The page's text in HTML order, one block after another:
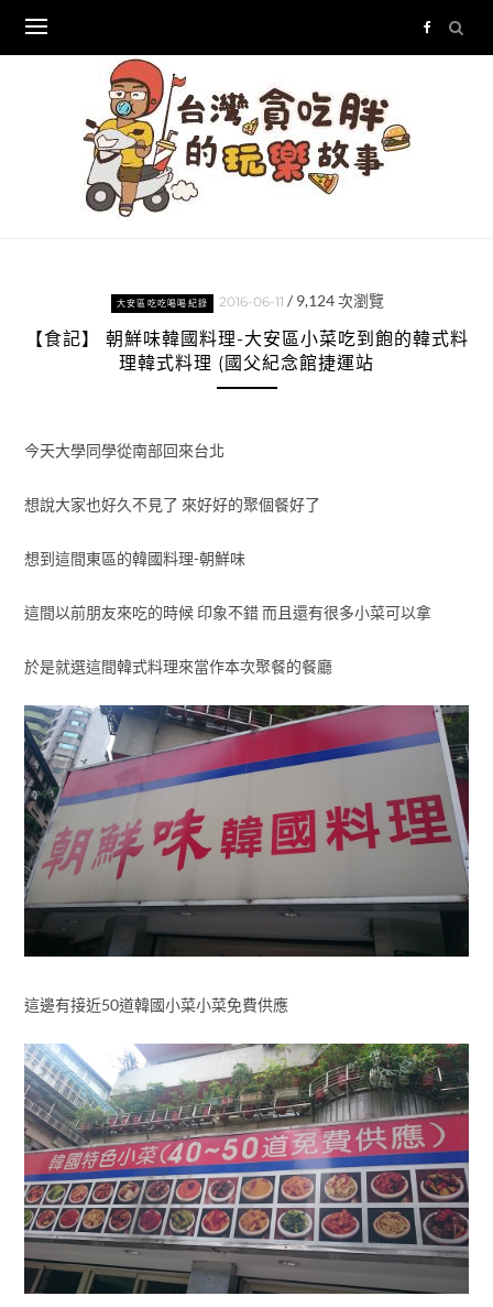
content
大安區吃吃喝喝紀錄 2016-06-11 / 9,124次瀏覽
【食記】 朝鮮味韓國料理-大安區小菜吃到飽的韓式料
理韓式料理 (國父紀念館捷運站
今天大學同學從南部回來台北
想說大家也好久不見了 來好好的聚個餐好了
想到這間東區的韓國料理-朝鮮味
這間以前朋友來吃的時候 印象不錯 而且還有很多小菜可以拿
於是就選這間韓式料理來當作本次聚餐的餐廳
這邊有接近50道韓國小菜小菜免費供應